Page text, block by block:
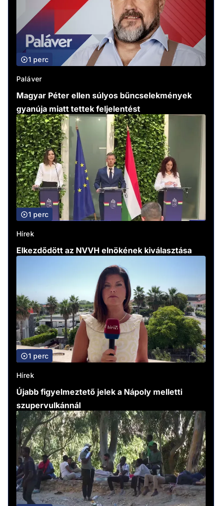
1 perc
Paláver
Magyar Péter ellen súlyos bűncselekmények
gyanúja miatt tettek feljelentést
1 perc
Hírek
Elkezdődött az NVVH elnökének kiválasztása
1 perc
Hírek
Újabb figyelmeztető jelek a Nápoly melletti
szupervulkánnál